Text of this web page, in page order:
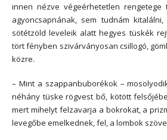
innen nézve végeérhetetlen
agyoncsapnának, sem tudnám
sötétzöld leveleik alatt hegyes tüskék
tört fényben szivárványosan csillogó,
közre.
– Mint a szappanbuborékok –
néhány tüske rögvest bő, kötött
mert mihelyt felzavarja a bokrokat, a
levegőbe emelkednek, fel, a lombok